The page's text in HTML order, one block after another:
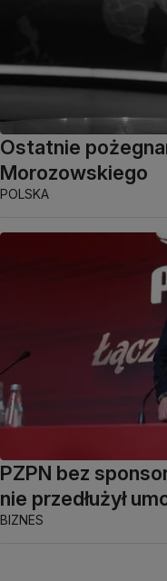
Ostatnie
Morozowskiego
POLSKA
PZPN bez
nie przedłużył
BIZNES